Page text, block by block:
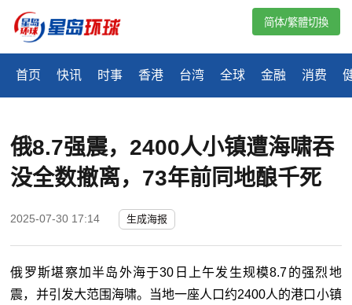
首页 快讯 时事 香港 台湾 全球 金融 消费
简体/繁體切換
俄8.7强震，2400人小镇遭海啸吞
没全数撤离，73年前同地酿千死
2025-07-30 17:14 生成海报
俄罗斯堪察加半岛外海于30日上午发生规模8.7的强烈地
震，并引发大范围海啸。当地一座人口约2400人的港口小镇